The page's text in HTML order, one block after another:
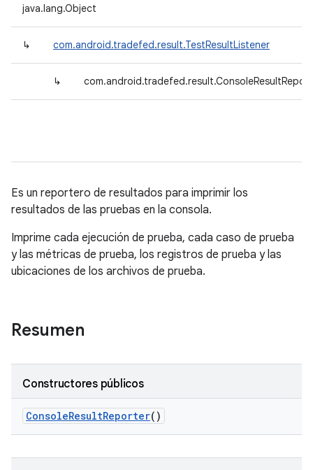
java.lang.Object
↳ com.android.tradefed.result.TestResultListener
↳
Es un reportero de resultados para imprimir los
resultados de las pruebas en la consola.
Imprime cada ejecución de prueba, cada caso de prueba
y las métricas de prueba, los registros de prueba y las
ubicaciones de los archivos de prueba.
Resumen
Constructores públicos
ConsoleResultReporter()